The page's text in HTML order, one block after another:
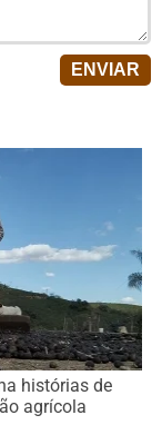
histórias de
agrícola